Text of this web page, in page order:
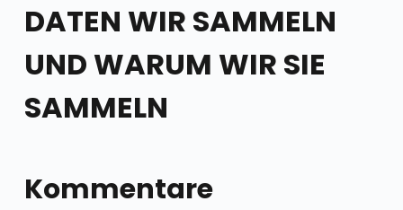
DATEN WIR SAMMELN
UND WARUM WIR SIE
SAMMELN
Kommentare